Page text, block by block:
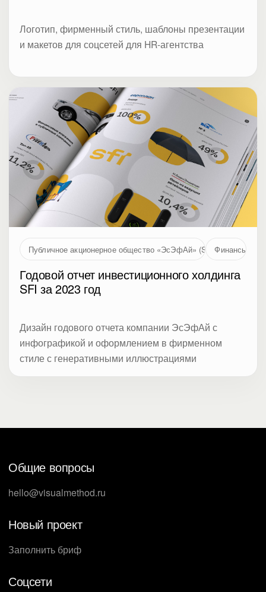
Логотип, фирменный стиль, шаблоны презентации
и макетов для соцсетей для HR-агентства
Публичное акционерное общество «ЭсЭфАй» (SFI, MOEX:
Финансы
Годовой отчет инвестиционного холдинга
SFI за 2023 год
Дизайн годового отчета компании ЭсЭфАй с
инфографикой и оформлением в фирменном
стиле с генеративными иллюстрациями
Общие вопросы
hello@visualmethod.ru
Новый проект
Заполнить бриф
Соцсети